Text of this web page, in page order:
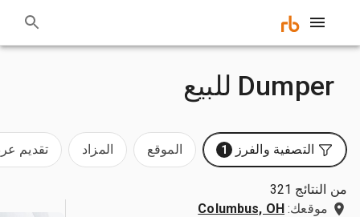
Dumper للبيع
التصفية والفرز 1 الموقع المزاد تقديم
من النتائج 321
موقعك: Columbus, OH